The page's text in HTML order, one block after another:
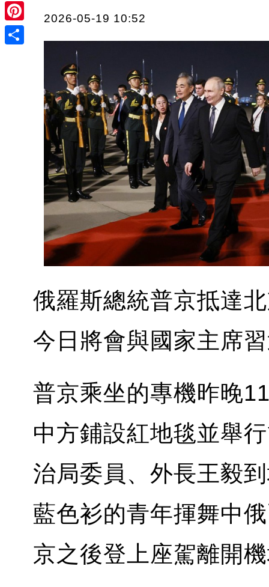
Twitter
Pinterest
2026-05-19 10:52
俄羅斯總統普京抵達
今日將會與國家主席
普京乘坐的專機昨晚
中方鋪設紅地毯並舉
治局委員、外長王毅
藍色衫的青年揮舞中
京之後登上座駕離開